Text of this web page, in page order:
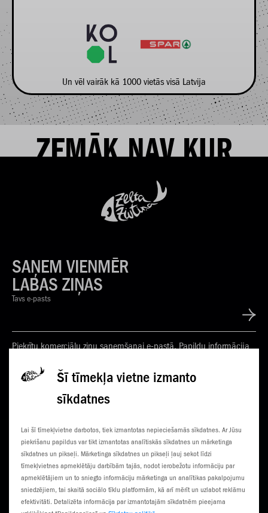
Šī tīmekļa vietne izmanto
sīkdatnes
Lai šī tīmekļvietne darbotos, tiek izmantotas nepieciešamās sīkdatnes. Ar Jūsu
piekrišanu papildus var tikt izmantotas analītiskās sīkdatnes un mārketinga
sīkdatnes un pikseļi. Mārketinga sīkdatnes un pikseļi ļauj sekot līdzi
tīmekļvietnes apmeklētāju darbībām tajās, nodot ierobežotu informāciju par
apmeklētājiem un to sniegto informāciju mārketinga un analītikas pakalpojumu
sniedzējiem, tai skaitā sociālo tīklu platformām, kā arī mērīt un uzlabot reklāmu
efektivitāti. Detalizēta informācija par izmantotajām sīkdatnēm pieejama
Un vēl vairāk kā 1000 vietās visā Latvija
ZEMĀK NAV KUR
SAŅEM VIENMĒR
LABAS ZIŅAS
Tavs e-pasts
Piekrītu komerciālu ziņu saņemšanai e-pastā. Papildu informācija
KLIENTU CENTRI
SŪTI SMS
ČEMPIONĀTS
3G NORIETS
TŪRISTIEM